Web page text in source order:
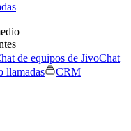
de equipos de JivoChat
llamadas
CRM